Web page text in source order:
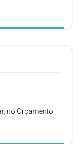
no Orçamento